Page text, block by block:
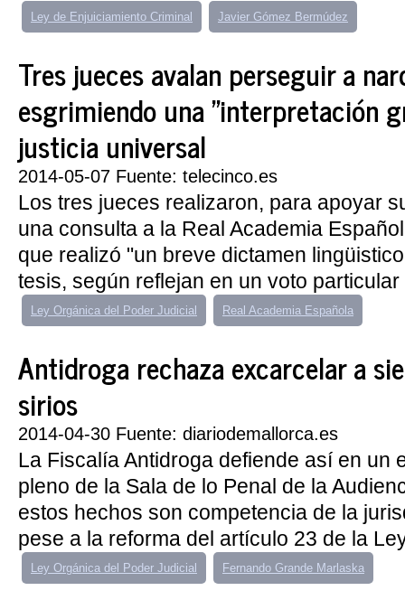
Ley de Enjuiciamiento Criminal Javier Gómez Bermúdez
Tres jueces avalan perseguir a
esgrimiendo una "interpretación
justicia universal
2014-05-07 Fuente: telecinco.es
Los tres jueces realizaron, para apoyar
una consulta a la Real Academia
que realizó "un breve dictamen
tesis, según reflejan en un voto particular
Ley Orgánica del Poder Judicial Real Academia Española
Antidroga rechaza excarcelar a
sirios
2014-04-30 Fuente: diariodemallorca.es
La Fiscalía Antidroga defiende así en un
pleno de la Sala de lo Penal de la
estos hechos son competencia de la
pese a la reforma del artículo 23 de la
Ley Orgánica del Poder Judicial Fernando Grande Marlaska